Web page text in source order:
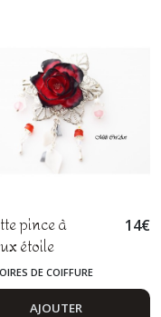
pince à
étoile
fleur rose
perles
14€
DE COIFFURE
AJOUTER